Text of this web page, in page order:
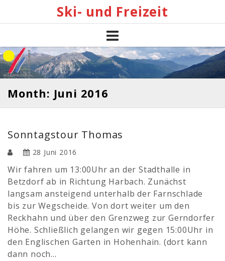
Ski- und Freizeit
Month: Juni 2016
Sonntagstour Thomas
28 Juni 2016
Wir fahren um 13:00Uhr an der Stadthalle in
Betzdorf ab in Richtung Harbach. Zunächst
langsam ansteigend unterhalb der Farnschlade
bis zur Wegscheide. Von dort weiter um den
Reckhahn und über den Grenzweg zur Gerndorfer
Höhe. Schließlich gelangen wir gegen 15:00Uhr in
den Englischen Garten in Hohenhain. (dort kann
dann noch…